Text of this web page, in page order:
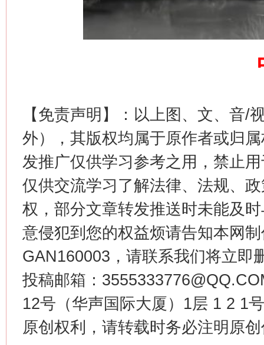
【免责声明】：以上图、文、音/
外），其版权均属于原作者或归
发推广仅供学习参考之用，禁止
仅供交流学习了解法律、法规、
权，部分文章转发推送时未能及
意侵犯到您的权益烦请告知本网
GAN160003，请联系我们将立即
投稿邮箱：
12号（华声国际大厦）1层 1 2 1
原创权利，请转载时务必注明原
这是一记警钟！ 谢
在谋一域中谋全局
今